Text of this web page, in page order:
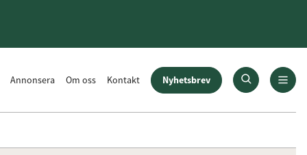
Annonsera Om oss Kontakt Nyhetsbrev